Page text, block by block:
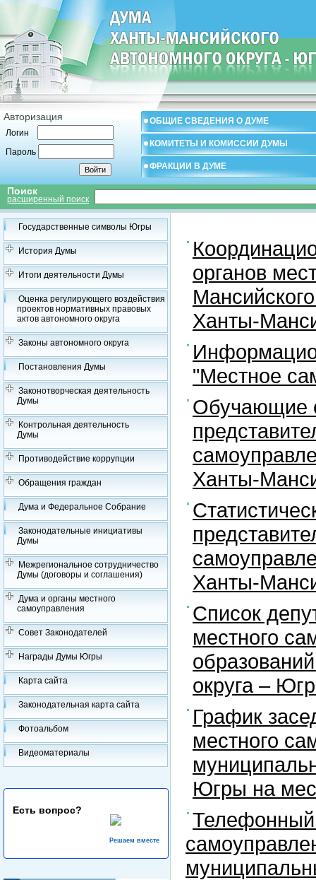
Авторизация
Логин
Пароль
ОБЩИЕ СВЕДЕНИЯ О ДУМЕ
КОМИТЕТЫ И КОМИССИИ ДУМЫ
ФРАКЦИИ В ДУМЕ
Поиск
расширенный поиск
Государственные символы Югры
История Думы
Итоги деятельности Думы
Оценка регулирующего воздействия
проектов нормативных правовых
актов автономного округа
Законы автономного округа
Постановления Думы
Законотворческая деятельность
Думы
Контрольная деятельность
Думы
Противодействие коррупции
Обращения граждан
Дума и Федеральное Собрание
Законодательные инициативы
Думы
Межрегиональное сотрудничество
Думы (договоры и соглашения)
Дума и органы местного
самоуправления
Совет Законодателей
Награды Думы Югры
Карта сайта
Законодательная карта сайта
Фотоальбом
Видеоматериалы
Есть вопрос?
Решаем вместе
органов
Ханты-
"Местное
Обучающие
Ханты-
Ханты-
Список
местного
округа –
График
местного
Югры на
Телефонный